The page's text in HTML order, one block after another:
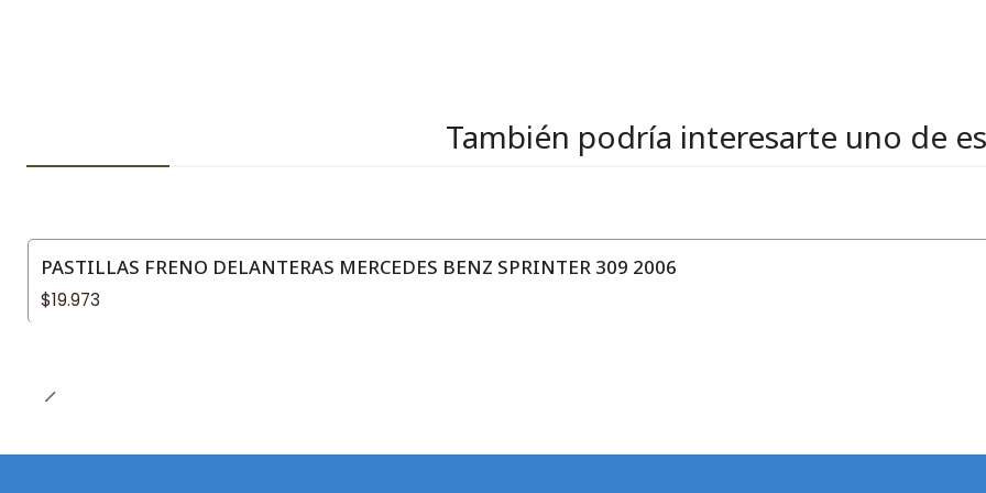
También podría interesarte uno de
PASTILLAS FRENO DELANTERAS MERCEDES BENZ SPRINTER 309 2006
$19.973